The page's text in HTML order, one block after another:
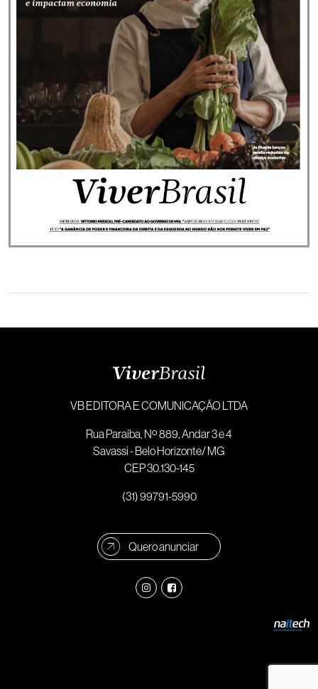
VB EDITORA E COMUNICAÇÃO LTDA
Rua Paraíba, Nº 889, Andar 3 e 4
Savassi - Belo Horizonte/ MG
CEP 30.130-145
(31) 99791-5990
Quero anunciar